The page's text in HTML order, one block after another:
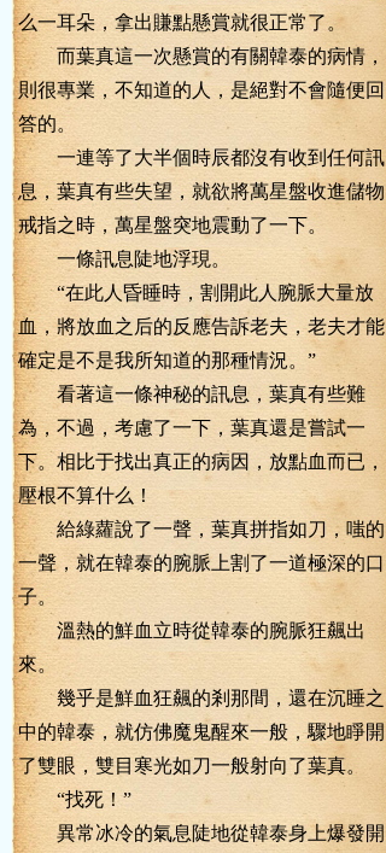
么一耳朵，拿出賺點懸賞就很正常了。
而葉真這一次懸賞的有關韓泰的病情，
則很專業，不知道的人，是絕對不會隨便回
答的。
一連等了大半個時辰都沒有收到任何訊
息，葉真有些失望，就欲將萬星盤收進儲物
戒指之時，萬星盤突地震動了一下。
一條訊息陡地浮現。
“在此人昏睡時，割開此人腕脈大量放
血，將放血之后的反應告訴老夫，老夫才能
確定是不是我所知道的那種情況。”
看著這一條神秘的訊息，葉真有些難
為，不過，考慮了一下，葉真還是嘗試一
下。相比于找出真正的病因，放點血而已，
壓根不算什么！
給綠蘿說了一聲，葉真拼指如刀，嗤的
一聲，就在韓泰的腕脈上割了一道極深的口
子。
溫熱的鮮血立時從韓泰的腕脈狂飆出
來。
幾乎是鮮血狂飆的剎那間，還在沉睡之
中的韓泰，就仿佛魔鬼醒來一般，驟地睜開
了雙眼，雙目寒光如刀一般射向了葉真。
“找死！”
異常冰冷的氣息陡地從韓泰身上爆發開